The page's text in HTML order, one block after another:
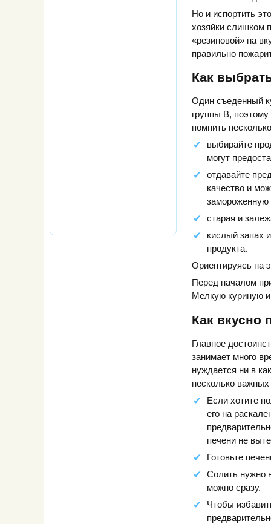
Но и испортить
хозяйки слишком
«резиновой» на
правильно
Как
Один съеденный
группы В,
помнить
выбирайте
могут
отдавайте
качество и
замороженную
старая и
кислый запах
продукта.
Ориентируясь на
Перед началом
Мелкую куриную
Как вкусно
Главное
занимает много
нуждается ни в
несколько важных
Если хотите
его на
печени не
Готовьте
Солить нужно
можно сразу.
Чтобы